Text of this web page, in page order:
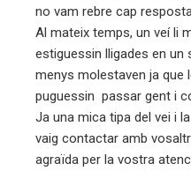
no vam rebre cap
Al mateix temps, un veí li
estiguessin lligades en un
menys molestaven ja que
puguessin passar gent i
Ja una mica tipa del vei i
vaig contactar amb
agraïda per la vostra